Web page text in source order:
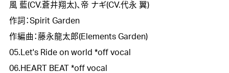
風 藍(CV.蒼井翔太)、帝 ナギ(CV.代永 翼)
作詞：Spirit Garden
作編曲：藤永龍太郎(Elements Garden)
05.Let's Ride on world *off vocal
06.HEART BEAT *off vocal